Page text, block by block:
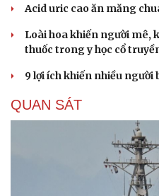
Acid uric cao ăn măng
Loài hoa khiến người mê,
thuốc trong y học cổ
9 lợi ích khiến nhiều người
QUAN SÁT